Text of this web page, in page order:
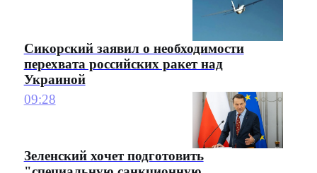
Сикорский заявил о необходимости
перехвата российских ракет над
Украиной
09:28
Зеленский хочет подготовить